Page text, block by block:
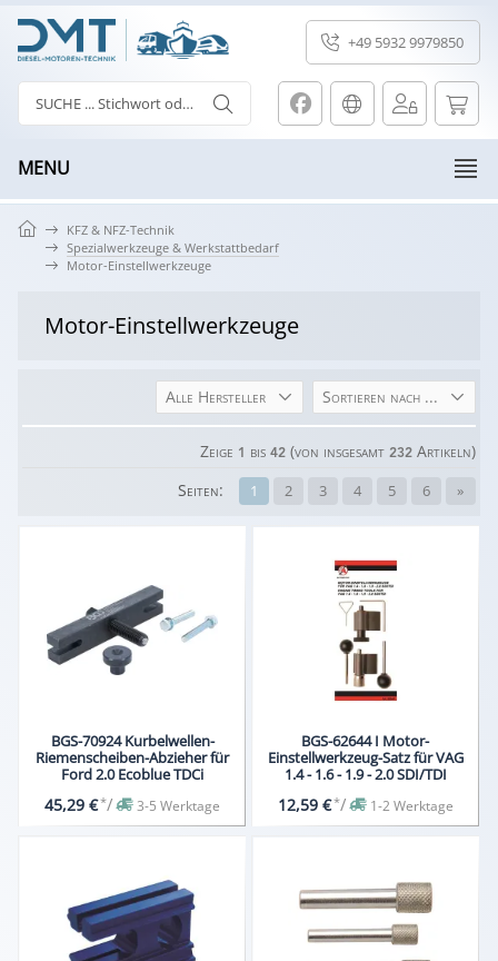
+49 5932 9979850
MENU
KFZ & NFZ-Technik
Spezialwerkzeuge & Werkstattbedarf
Motor-Einstellwerkzeuge
Motor-Einstellwerkzeuge
Alle Hersteller Sortieren nach ...
Zeige 1 bis 42(von insgesamt 232Artikeln)
1 2 3 4 5 6 »
Seiten:
BGS-70924 Kurbelwellen-
Riemenscheiben-Abzieher für
Ford 2.0 Ecoblue TDCi
45,29 €*/ 3-5 Werktage
BGS-62644 I Motor-
Einstellwerkzeug-Satz für VAG
1.4 - 1.6 - 1.9 - 2.0 SDI/TDI
12,59 €*/ 1-2 Werktage